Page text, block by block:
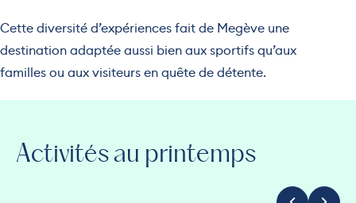
Cette diversité d’expériences fait de Megève une
destination adaptée aussi bien aux sportifs qu’aux
familles ou aux visiteurs en quête de détente.
Activités au printemps